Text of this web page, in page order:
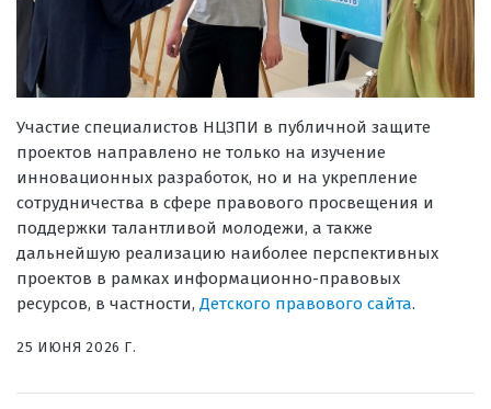
Участие специалистов НЦЗПИ в публичной защите
проектов направлено не только на изучение
инновационных разработок, но и на укрепление
сотрудничества в сфере правового просвещения и
поддержки талантливой молодежи, а также
дальнейшую реализацию наиболее перспективных
проектов в рамках информационно-правовых
ресурсов, в частности, Детского правового сайта.
25 ИЮНЯ 2026 Г.